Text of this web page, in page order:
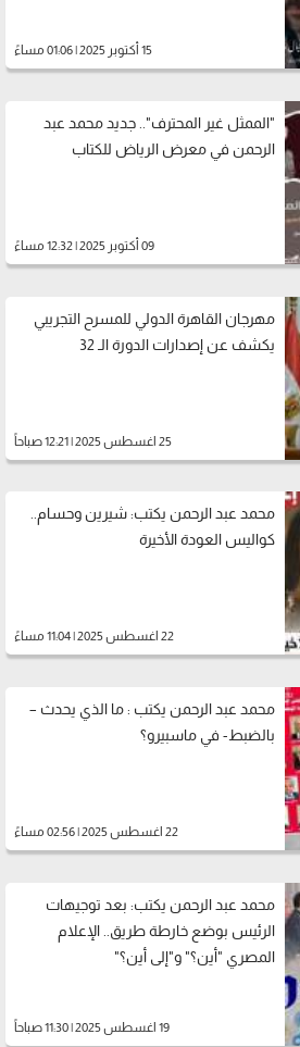
15 أكتوبر 2025 | 01:06 مساءً
"الممثل غير المحترف".. جديد محمد عبد
الرحمن في معرض الرياض للكتاب
09 أكتوبر 2025 | 12:32 مساءً
مهرجان القاهرة الدولي للمسرح التجريبي
يكشف عن إصدارات الدورة الـ 32
25 اغسطس 2025 | 12:21 صباحاً
محمد عبد الرحمن يكتب: شيرين وحسام..
كواليس العودة الأخيرة
22 اغسطس 2025 | 11:04 مساءً
محمد عبد الرحمن يكتب : ما الذي يحدث –
بالضبط- في ماسبيرو؟
22 اغسطس 2025 | 02:56 مساءً
محمد عبد الرحمن يكتب: بعد توجيهات
الرئيس بوضع خارطة طريق.. الإعلام
المصري "أين؟" و"إلى أين؟"
19 اغسطس 2025 | 11:30 صباحاً